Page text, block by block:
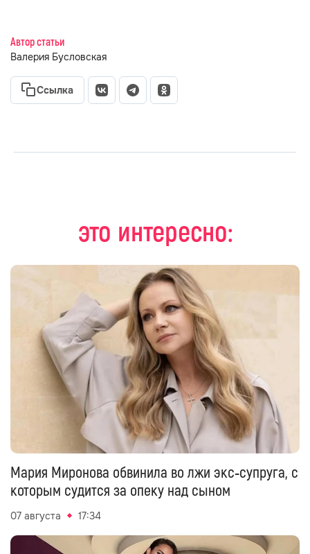
Автор статьи
Валерия Бусловская
Ссылка
это интересно:
Мария Миронова обвинила во лжи экс‑супруга, с
которым судится за опеку над сыном
07 августа 17:34